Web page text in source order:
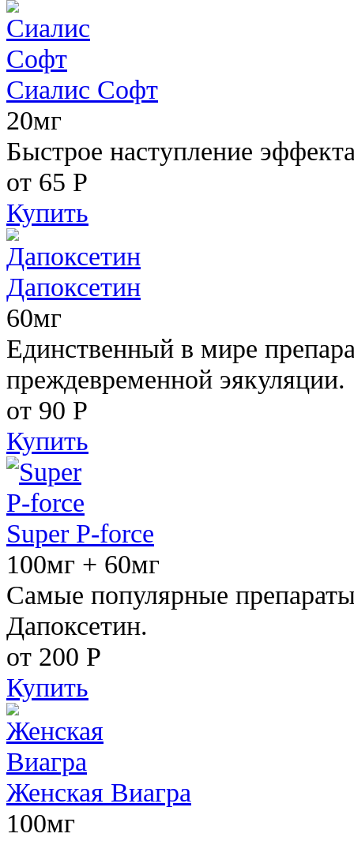
Сиалис Софт
20мг
Быстрое наступление
от 65 Р
Купить
Дапоксетин
60мг
Единственный в мире
преждевременной эякуляции.
от 90 Р
Купить
Super P-force
100мг + 60мг
Самые популярные
Дапоксетин.
от 200 Р
Купить
Женская Виагра
100мг